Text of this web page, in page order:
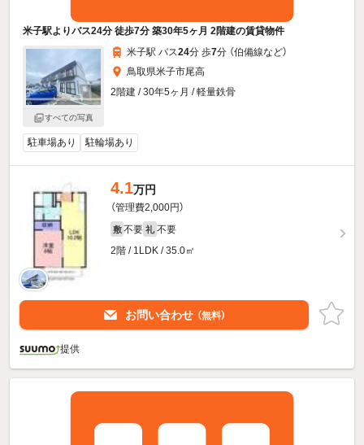
米子駅よりバス24分 徒歩7分 築30年5ヶ月 2階建の賃貸物件
すべての写真
米子駅 バス24分 歩7分 （伯備線など）
鳥取県米子市尾高
2階建 / 30年5ヶ月 / 軽量鉄骨
駐車場あり 駐輪場あり
4.1万円
（管理費2,000円）
敷 不要 礼 不要
2階 / 1LDK / 35.0㎡
お問い合わせ （無料）
提供